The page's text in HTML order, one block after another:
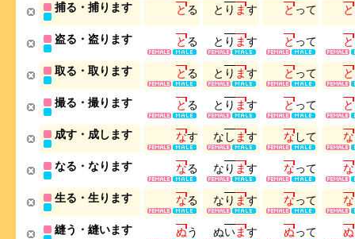
捕る・捕ります とる と り ます とって と
盗る・盗ります とる と り ます とって と
取る・取ります とる と り ます とって と
撮る・撮ります とる と り ます とって と
成す・成します なす な し ます なして な
なる・なります なる な り ます なって な
生る・生ります なる な り ます なって な
縫う・縫います ぬう ぬいます ぬって ぬ